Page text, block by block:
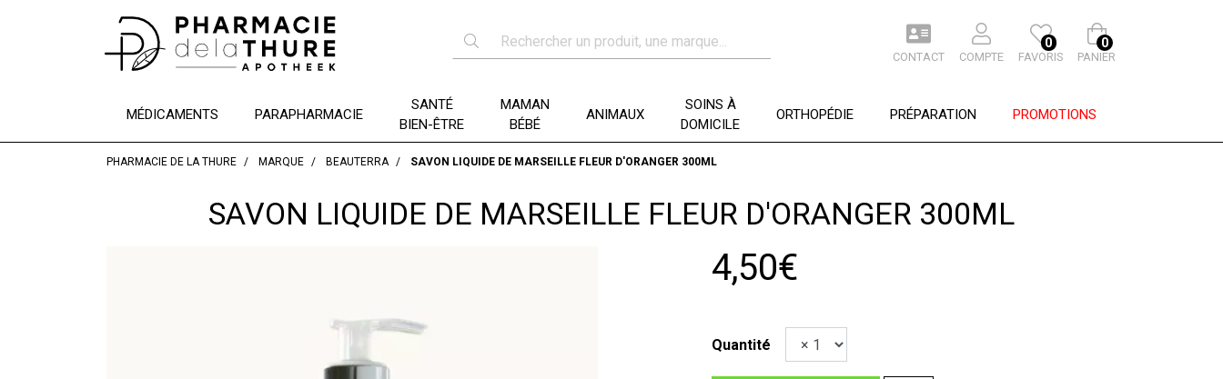
CONTACT COMPTE FAVORIS
0
PANIER
0
MÉDICAMENTS PARAPHARMACIE
SANTÉ
BIEN-ÊTRE
MAMAN
BÉBÉ
ANIMAUX
SOINS À
DOMICILE
ORTHOPÉDIE PRÉPARATION PROMOTIONS
PHARMACIE DE LA THURE MARQUE BEAUTERRA SAVON LIQUIDE DE MARSEILLE FLEUR D'ORANGER 300ML
SAVON LIQUIDE DE MARSEILLE FLEUR D'ORANGER 300ML
4,50€
Quantité